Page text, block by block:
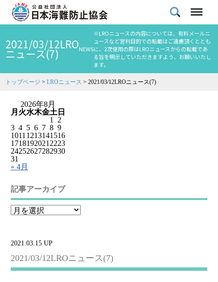
2021/03/12LRO
ニュース(7) NEWS
※LROニュースの内容については、有料メールニ
ュースなど営利目的での転載はご遠慮頂くととも
に、2次使用の際はLROニュースからの転載であ
る旨を明示していただきますよう、お願いいたし
ます。
トップページ >LROニュース >2021/03/12LROニュース(7)
2026年8月
月 火水木金土 日
1
2
3 4 5 6 7 8 9
1011 1213141516
1718192021 2223
24252627282930
31
« 4月
記事アーカイブ
2021.03.15 UP
2021/03/12LROニュース(7)